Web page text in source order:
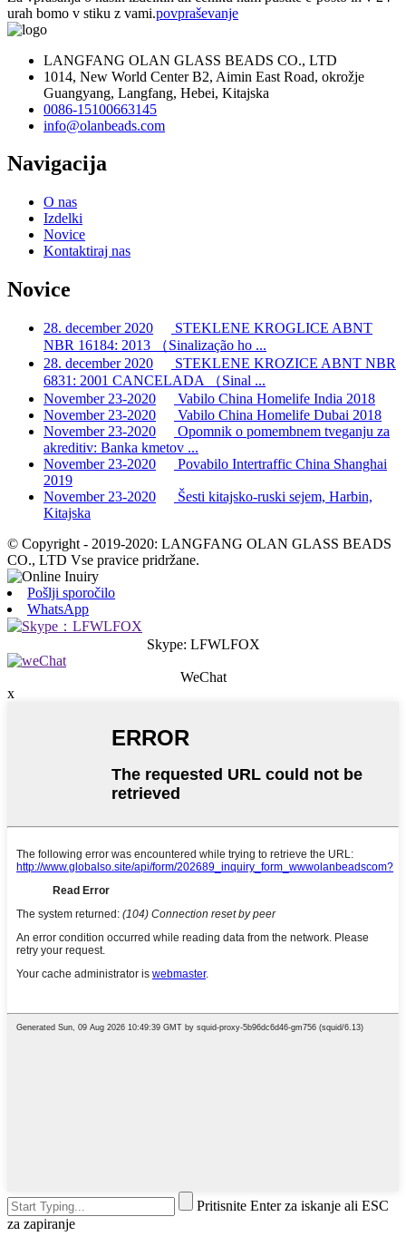
urah bomo v stiku z vami.povpraševanje
LANGFANG OLAN GLASS BEADS CO., LTD
1014, New World Center B2, Aimin East Road, okrožje
Guangyang, Langfang, Hebei, Kitajska
0086-15100663145
info@olanbeads.com
Navigacija
O nas
Izdelki
Novice
Kontaktiraj nas
Novice
28. december 2020
STEKLENE KROGLICE ABNT
NBR 16184: 2013 （Sinalização ho ...
28. december 2020
STEKLENE KROZICE ABNT NBR
6831: 2001 CANCELADA （Sinal ...
November 23-2020
Vabilo China Homelife India 2018
November 23-2020
Vabilo China Homelife Dubai 2018
November 23-2020
Opomnik o pomembnem tveganju za
akreditiv: Banka kmetov ...
November 23-2020
Povabilo Intertraffic China Shanghai
2019
November 23-2020
Šesti kitajsko-ruski sejem, Harbin,
Kitajska
© Copyright - 2019-2020: LANGFANG OLAN GLASS BEADS
CO., LTD Vse pravice pridržane.
Pošlji sporočilo
WhatsApp
Skype: LFWLFOX
WeChat
x
Pritisnite Enter za iskanje ali ESC
za zapiranje